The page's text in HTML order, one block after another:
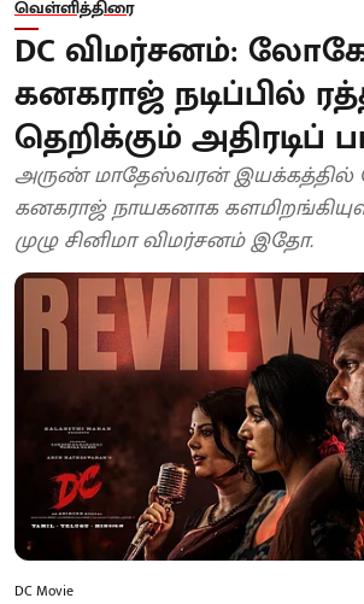
வெள்ளித்திரை
DC விமர்சனம்:
கனகராஜ் நடிப்பில்
தெறிக்கும் அதிரடிப்
அருண் மாதேஸ்வரன்
கனகராஜ் நாயகனாக
முழு சினிமா விமர்சனம் இதோ.
DC Movie